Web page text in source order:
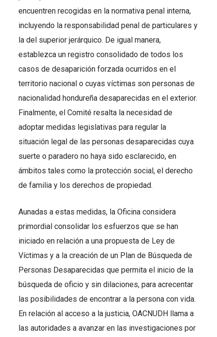
encuentren recogidas en la normativa penal interna,
incluyendo la responsabilidad penal de particulares y
la del superior jerárquico. De igual manera,
establezca un registro consolidado de todos los
casos de desaparición forzada ocurridos en el
territorio nacional o cuyas víctimas son personas de
nacionalidad hondureña desaparecidas en el exterior.
Finalmente, el Comité resalta la necesidad de
adoptar medidas legislativas para regular la
situación legal de las personas desaparecidas cuya
suerte o paradero no haya sido esclarecido, en
ámbitos tales como la protección social, el derecho
de familia y los derechos de propiedad.
Aunadas a estas medidas, la Oficina considera
primordial consolidar los esfuerzos que se han
iniciado en relación a una propuesta de Ley de
Víctimas y a la creación de un Plan de Búsqueda de
Personas Desaparecidas que permita el inicio de la
búsqueda de oficio y sin dilaciones, para acrecentar
las posibilidades de encontrar a la persona con vida.
En relación al acceso a la justicia, OACNUDH llama a
las autoridades a avanzar en las investigaciones por